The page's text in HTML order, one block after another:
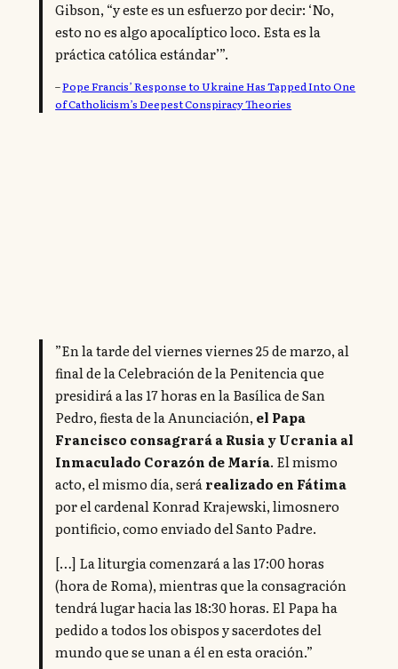
Gibson, “y este es un esfuerzo por decir: ‘No,
esto no es algo apocalíptico loco. Esta es la
práctica católica estándar’”.
–Pope Francis’ Response to Ukraine Has Tapped Into One
of Catholicism’s Deepest Conspiracy Theories
”En la tarde del viernes viernes 25 de marzo, al
final de la Celebración de la Penitencia que
presidirá a las 17 horas en la Basílica de San
Pedro, fiesta de la Anunciación, el Papa
Francisco consagrará a Rusia y Ucrania al
Inmaculado Corazón de María. El mismo
acto, el mismo día, será realizado en Fátima
por el cardenal Konrad Krajewski, limosnero
pontificio, como enviado del Santo Padre.
[…] La liturgia comenzará a las 17:00 horas
(hora de Roma), mientras que la consagración
tendrá lugar hacia las 18:30 horas. El Papa ha
pedido a todos los obispos y sacerdotes del
mundo que se unan a él en esta oración.”